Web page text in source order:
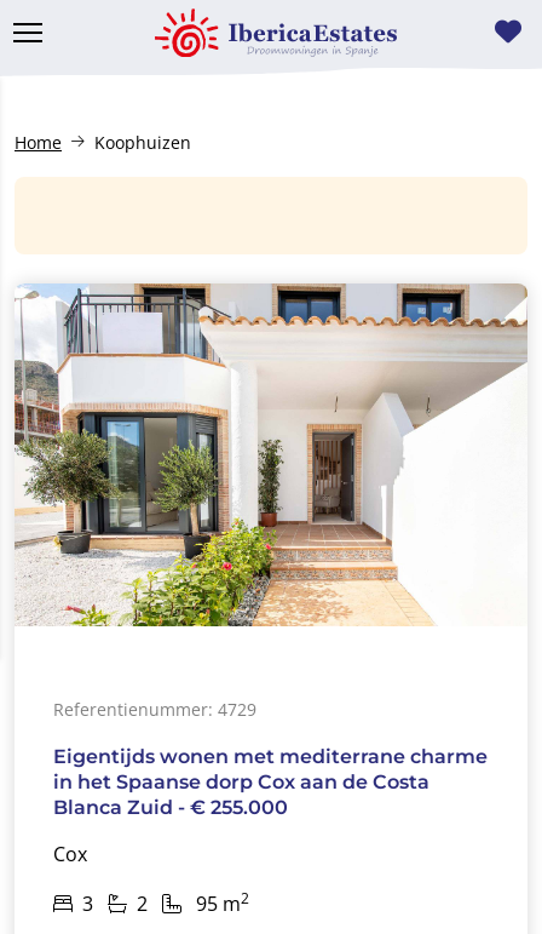
Home Koophuizen
Referentienummer: 4729
Eigentijds wonen met mediterrane charme
in het Spaanse dorp Cox aan de Costa
Blanca Zuid - € 255.000
Cox
3
2 95 m2